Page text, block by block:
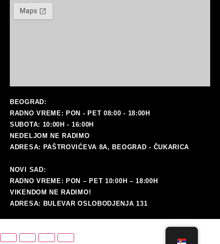
BEOGRAD:
RADNO VREME: PON - PET 08:00 - 18:00H
SUBOTA: 10:00H - 16:00H
NEDELJOM NE RADIMO
ADRESA: PAŠTROVIĆEVA 8A, BEOGRAD - ČUKARICA
NOVI SAD:
RADNO VREME: PON – PET 10:00H – 18:00H
VIKENDOM NE RADIMO!
ADRESA: BULEVAR OSLOBODJENJA 131